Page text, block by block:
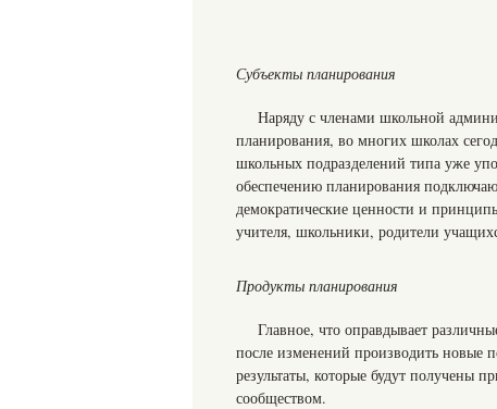
Субъекты планирования
Наряду с членами школьной
планирования, во многих школах
школьных подразделений типа уже
обеспечению планирования
демократические ценности и
учителя, школьники, родители
Продукты планирования
Главное, что оправдывает
после изменений производить новые
результаты, которые будут получены
сообществом.